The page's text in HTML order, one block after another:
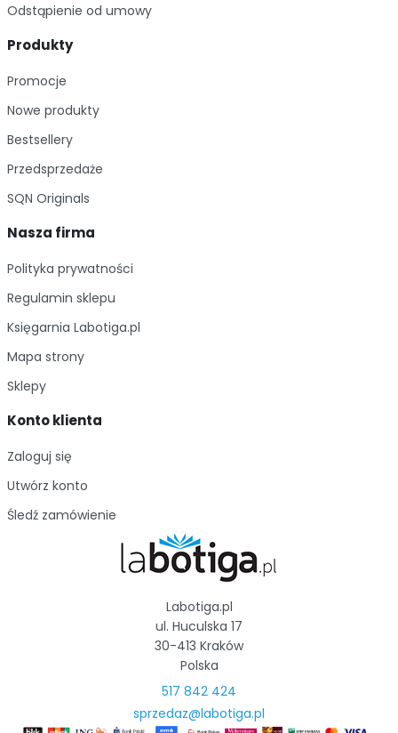
Odstąpienie od umowy
Produkty
Promocje
Nowe produkty
Bestsellery
Przedsprzedaże
SQN Originals
Nasza firma
Polityka prywatności
Regulamin sklepu
Księgarnia Labotiga.pl
Mapa strony
Sklepy
Konto klienta
Zaloguj się
Utwórz konto
Śledź zamówienie
Labotiga.pl
ul. Huculska 17
30-413 Kraków
Polska
517 842 424
sprzedaz@labotiga.pl